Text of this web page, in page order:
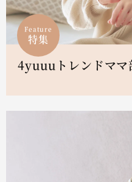
Feature
特集
4yuuuトレンドママ